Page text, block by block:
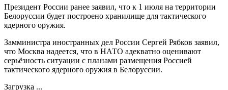
Президент России ранее заявил, что к 1 июля на территории
Белоруссии будет построено хранилище для тактического
ядерного оружия.
Замминистра иностранных дел России Сергей Рябков заявил,
что Москва надеется, что в НАТО адекватно оценивают
серьёзность ситуации с планами размещения Россией
тактического ядерного оружия в Белоруссии.
Загрузка ...